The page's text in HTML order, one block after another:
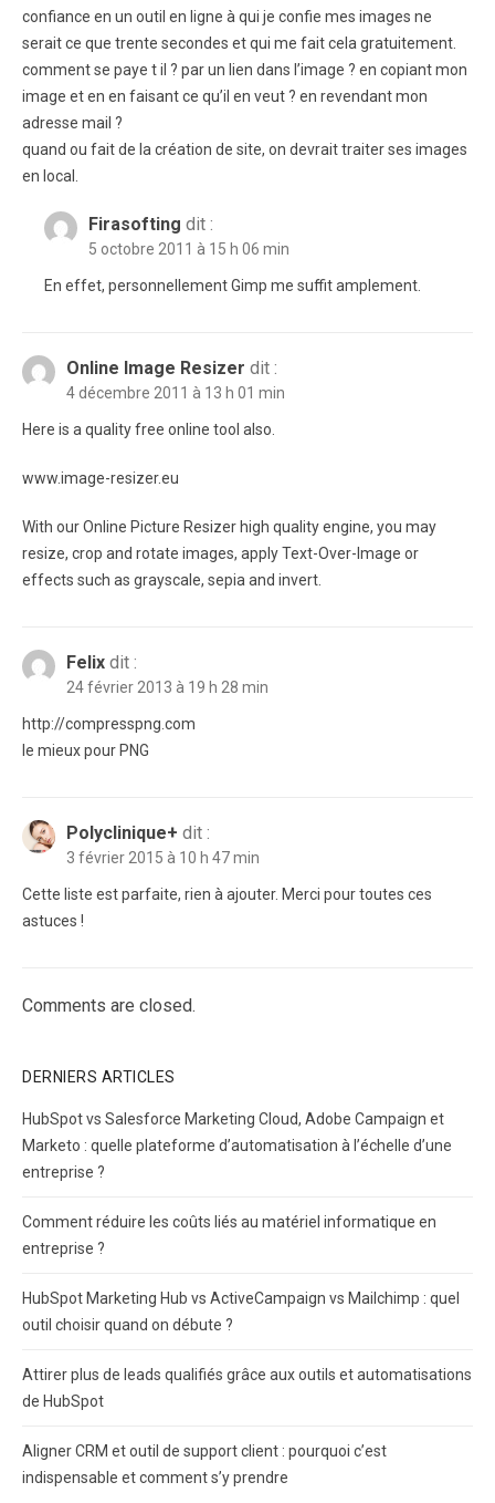
confiance en un outil en ligne à qui je confie mes images ne
serait ce que trente secondes et qui me fait cela gratuitement.
comment se paye t il ? par un lien dans l’image ? en copiant mon
image et en en faisant ce qu’il en veut ? en revendant mon
adresse mail ?
quand ou fait de la création de site, on devrait traiter ses images
en local.
Firasofting dit :
5 octobre 2011 à 15 h 06 min
En effet, personnellement Gimp me suffit amplement.
Online Image Resizer dit :
4 décembre 2011 à 13 h 01 min
Here is a quality free online tool also.
www.image-resizer.eu
With our Online Picture Resizer high quality engine, you may
resize, crop and rotate images, apply Text-Over-Image or
effects such as grayscale, sepia and invert.
Felix dit :
24 février 2013 à 19 h 28 min
http://compresspng.com
le mieux pour PNG
Polyclinique+ dit :
3 février 2015 à 10 h 47 min
Cette liste est parfaite, rien à ajouter. Merci pour toutes ces
astuces !
Comments are closed.
DERNIERS ARTICLES
HubSpot vs Salesforce Marketing Cloud, Adobe Campaign et
Marketo : quelle plateforme d’automatisation à l’échelle d’une
entreprise ?
Comment réduire les coûts liés au matériel informatique en
entreprise ?
HubSpot Marketing Hub vs ActiveCampaign vs Mailchimp : quel
outil choisir quand on débute ?
Attirer plus de leads qualifiés grâce aux outils et automatisations
de HubSpot
Aligner CRM et outil de support client : pourquoi c’est
indispensable et comment s’y prendre